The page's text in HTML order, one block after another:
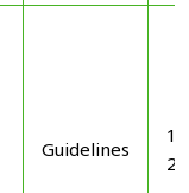
Guidelines